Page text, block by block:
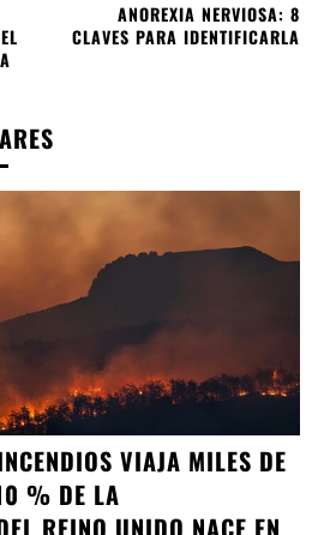
ANOREXIA NERVIOSA: 8
CLAVES PARA IDENTIFICARLA
VIAJA MILES DE
% DE LA